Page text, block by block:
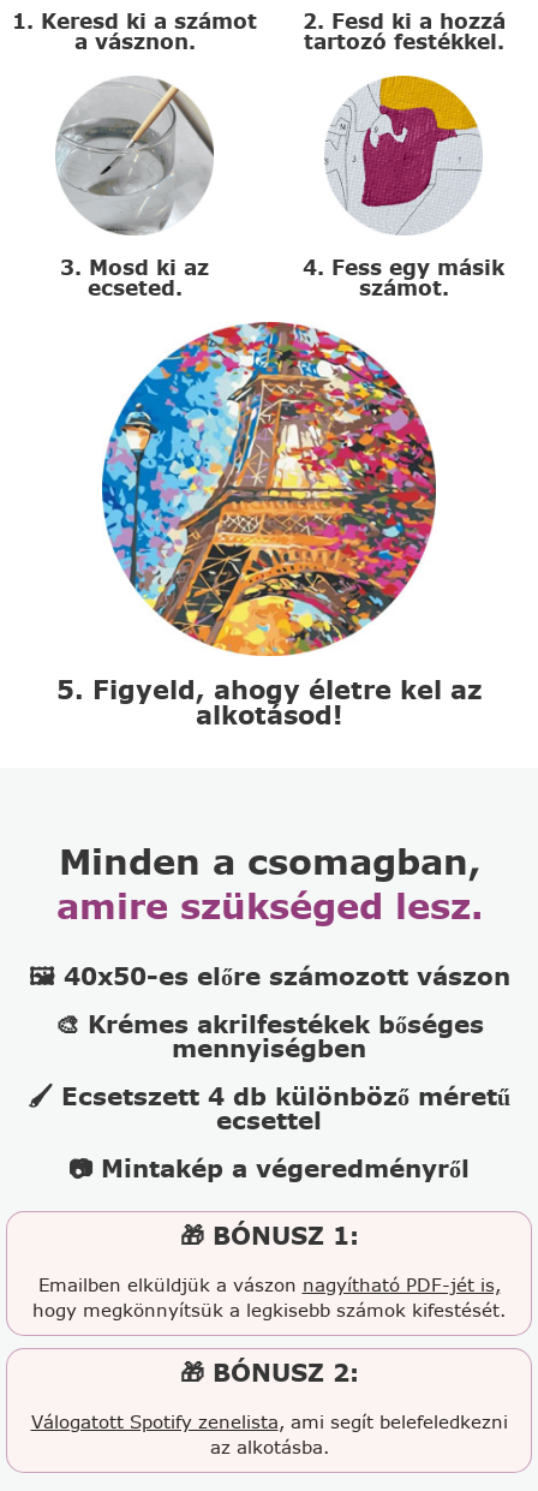
1. Keresd ki a számot
a vásznon.
2. Fesd ki a hozzá
tartozó festékkel.
3. Mosd ki az
ecseted.
4. Fess egy másik
számot.
5. Figyeld, ahogy életre kel az
alkotásod!
Minden a csomagban,
amire szükséged lesz.
🖼️ 40x50-es előre számozott vászon
🎨 Krémes akrilfestékek bőséges
mennyiségben
🖌️ Ecsetszett 4 db különböző méretű
ecsettel
📷 Mintakép a végeredményről
🎁 BÓNUSZ 1:
Emailben elküldjük a vászon nagyítható PDF-jét is,
hogy megkönnyítsük a legkisebb számok kifestését.
🎁 BÓNUSZ 2:
Válogatott Spotify zenelista, ami segít belefeledkezni
az alkotásba.